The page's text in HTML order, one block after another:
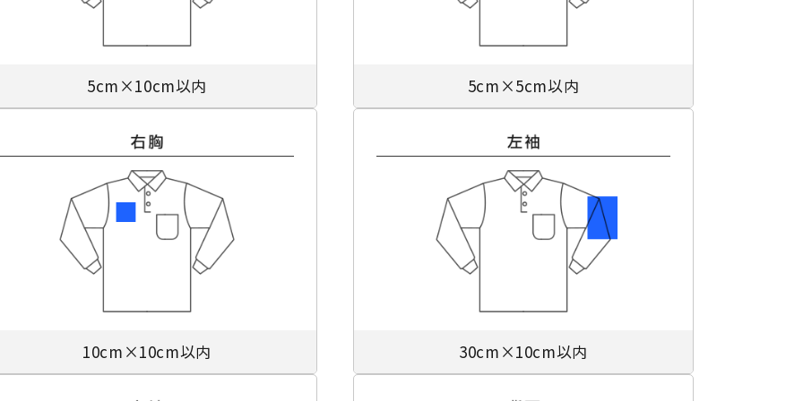
5cm×10cm以内 5cm×5cm以内
10cm×10cm以内 30cm×10cm以内